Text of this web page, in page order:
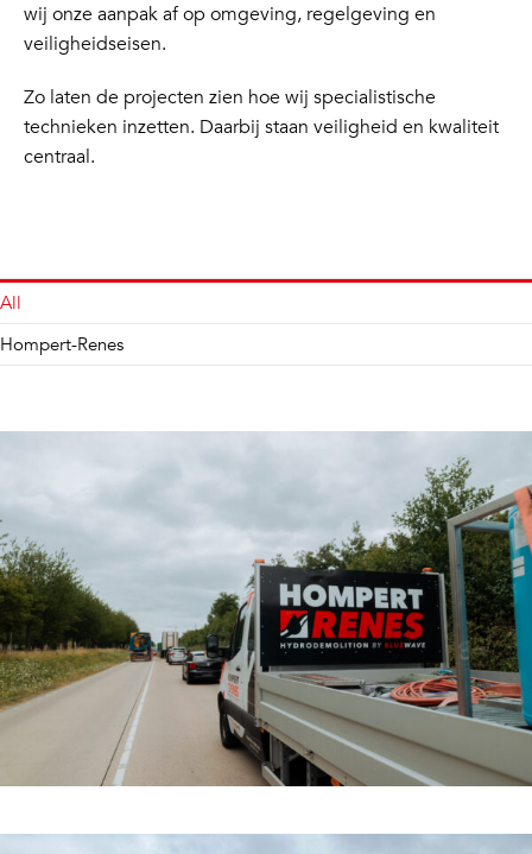
wij onze aanpak af op omgeving, regelgeving en
veiligheidseisen.
Zo laten de projecten zien hoe wij specialistische
technieken inzetten. Daarbij staan veiligheid en kwaliteit
centraal.
All
Hompert-Renes